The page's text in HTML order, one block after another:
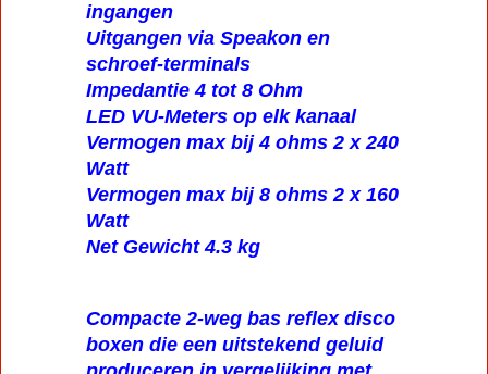
ingangen
Uitgangen via Speakon en
schroef-terminals
Impedantie 4 tot 8 Ohm
LED VU-Meters op elk kanaal
Vermogen max bij 4 ohms 2 x 240
Watt
Vermogen max bij 8 ohms 2 x 160
Watt
Net Gewicht 4.3 kg
Compacte 2-weg bas reflex disco
boxen die een uitstekend geluid